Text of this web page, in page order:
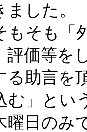
した。
もそも「
評価等を
る助言を
む」とい
曜日のみ